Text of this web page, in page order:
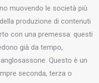
muovendo le società più
produzione di contenuti
con una premessa: questi
già da tempo,
Questo è un
seconda, terza o